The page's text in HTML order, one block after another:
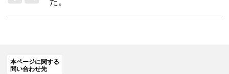
本ページに関する
問い合わせ先